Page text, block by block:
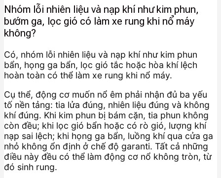
Nhóm lỗi nhiên liệu và nạp khí như kim phun,
bướm ga, lọc gió có làm xe rung khi nổ máy
không?
Có, nhóm lỗi nhiên liệu và nạp khí như kim phun
bẩn, họng ga bẩn, lọc gió tắc hoặc hòa khí lệch
hoàn toàn có thể làm xe rung khi nổ máy.
Cụ thể, động cơ muốn nổ êm phải nhận đủ ba yếu
tố nền tảng: tia lửa đúng, nhiên liệu đúng và không
khí đúng. Khi kim phun bị bám cặn, tia phun không
còn đều; khi lọc gió bẩn hoặc có rò gió, lượng khí
nạp sai lệch; khi họng ga bẩn, luồng khí qua cửa ga
nhỏ không ổn định ở chế độ garanti. Tất cả những
điều này đều có thể làm động cơ nổ không tròn, từ
đó sinh rung.